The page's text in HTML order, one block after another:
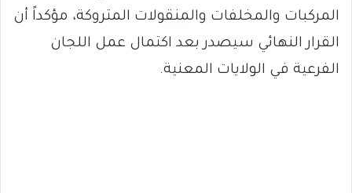
المركبات والمخلفات والمنقولات المتروكة، مؤكداً أن
القرار النهائي سيصدر بعد اكتمال عمل اللجان
الفرعية في الولايات المعنية.